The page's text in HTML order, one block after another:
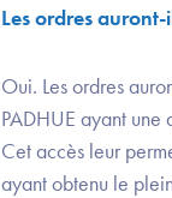
Les ordres
Oui. Les ordres
PADHUE ayant une
Cet accès leur
ayant obtenu le